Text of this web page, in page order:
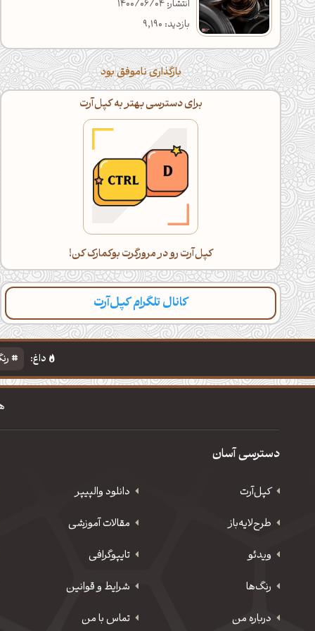
انتشار: 1400/06/04
بازدید: 9,190
بارگذاری ناموفق بود
برای دسترسی بهتر به کپل‌آرت
کپل‌آرت رو در مرورگرت بوکمارک کن!
کانال تلگرام کپل‌آرت
داغ:
دسترسی آسان
کپل‌آرت دانلود‌ والپیپر
طرح‌لایه‌باز
مقالات آموزشی
ویدئو
‌تایپوگرافی
رنگ‌ها
شرایط و قوانین
درباره من
تماس با من